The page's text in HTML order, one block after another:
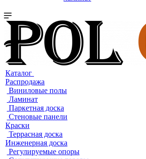
Каталог
Распродажа
Виниловые полы
Ламинат
Паркетная доска
Стеновые панели
Краски
Террасная доска
Инженерная доска
Регулируемые опоры